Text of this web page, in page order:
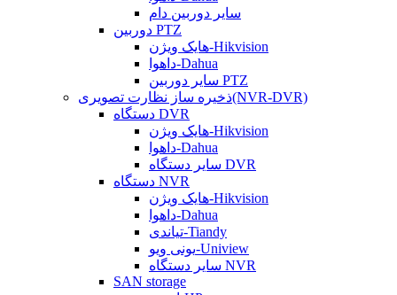
سایر دوربین دام
دوربین PTZ
هایک ویژن-Hikvision
داهوا-Dahua
سایر دوربین PTZ
ذخیره ساز نظارت تصویری(NVR-DVR)
دستگاه DVR
هایک ویژن-Hikvision
داهوا-Dahua
سایر دستگاه DVR
دستگاه NVR
هایک ویژن-Hikvision
داهوا-Dahua
تیاندی-Tiandy
یونی ویو-Uniview
سایر دستگاه NVR
SAN storage